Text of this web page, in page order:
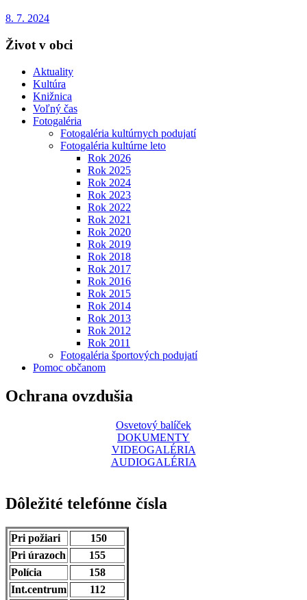
8. 7. 2024
Život v obci
Aktuality
Kultúra
Knižnica
Voľný čas
Fotogaléria
Fotogaléria kultúrnych podujatí
Fotogaléria kultúrne leto
Rok 2026
Rok 2025
Rok 2024
Rok 2023
Rok 2022
Rok 2021
Rok 2020
Rok 2019
Rok 2018
Rok 2017
Rok 2016
Rok 2015
Rok 2014
Rok 2013
Rok 2012
Rok 2011
Fotogaléria športových podujatí
Pomoc občanom
Ochrana ovzdušia
Osvetový balíček
DOKUMENTY
VIDEOGALÉRIA
AUDIOGALÉRIA
Dôležité telefónne čísla
Pri požiari
150
Pri úrazoch
155
Polícia
158
Int.centrum
112